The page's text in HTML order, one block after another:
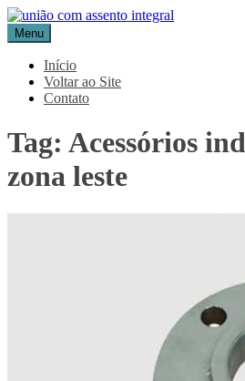
Pular
para
o
conteúdo
Blog Aceflan
Líder em Acessórios Industriais
Menu
Início
Voltar ao Site
Contato
Tag: Acessórios
zona leste